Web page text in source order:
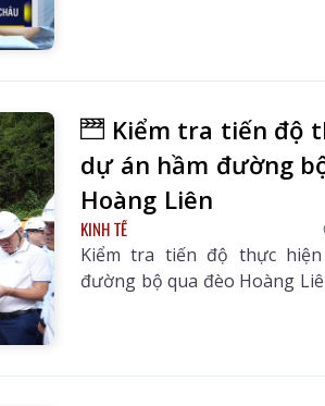
Kiểm tra tiến độ
dự án hầm đường
Hoàng Liên
KINH TẾ
Kiểm tra tiến độ thực
đường bộ qua đèo Hoàng